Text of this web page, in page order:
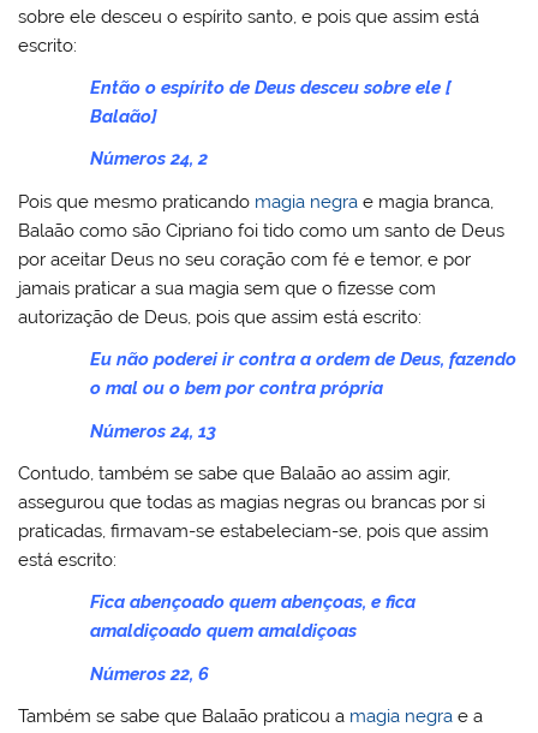
sobre ele desceu o espírito santo, e pois que assim está
escrito:
Então o espírito de Deus desceu sobre ele [
Balaão]
Números 24, 2
Pois que mesmo praticando magia negra e magia branca,
Balaão como são Cipriano foi tido como um santo de Deus
por aceitar Deus no seu coração com fé e temor, e por
jamais praticar a sua magia sem que o fizesse com
autorização de Deus, pois que assim está escrito:
Eu não poderei ir contra a ordem de Deus, fazendo
o mal ou o bem por contra própria
Números 24, 13
Contudo, também se sabe que Balaão ao assim agir,
assegurou que todas as magias negras ou brancas por si
praticadas, firmavam-se estabeleciam-se, pois que assim
está escrito:
Fica abençoado quem abençoas, e fica
amaldiçoado quem amaldiçoas
Números 22, 6
Também se sabe que Balaão praticou a magia negra e a